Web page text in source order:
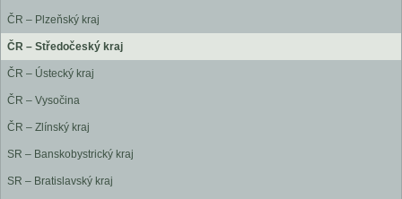
ČR – Plzeňský kraj
ČR – Středočeský kraj
ČR – Ústecký kraj
ČR – Vysočina
ČR – Zlínský kraj
SR – Banskobystrický kraj
SR – Bratislavský kraj